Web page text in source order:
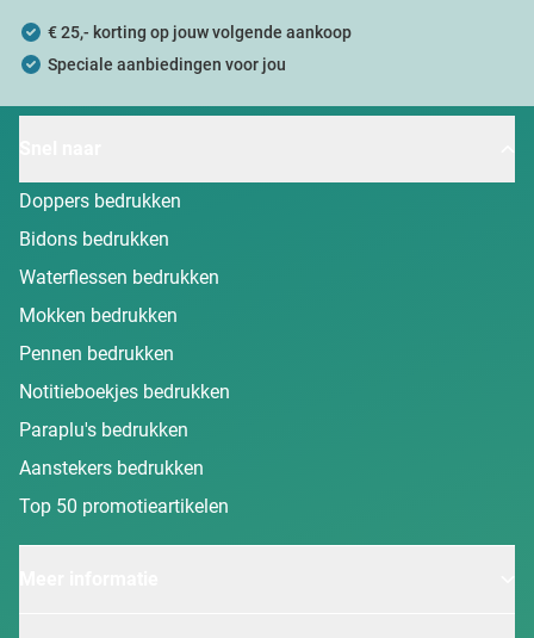
€ 25,- korting op jouw volgende aankoop
Speciale aanbiedingen voor jou
Doppers bedrukken
Bidons bedrukken
Waterflessen bedrukken
Mokken bedrukken
Pennen bedrukken
Notitieboekjes bedrukken
Paraplu's bedrukken
Aanstekers bedrukken
Top 50 promotieartikelen